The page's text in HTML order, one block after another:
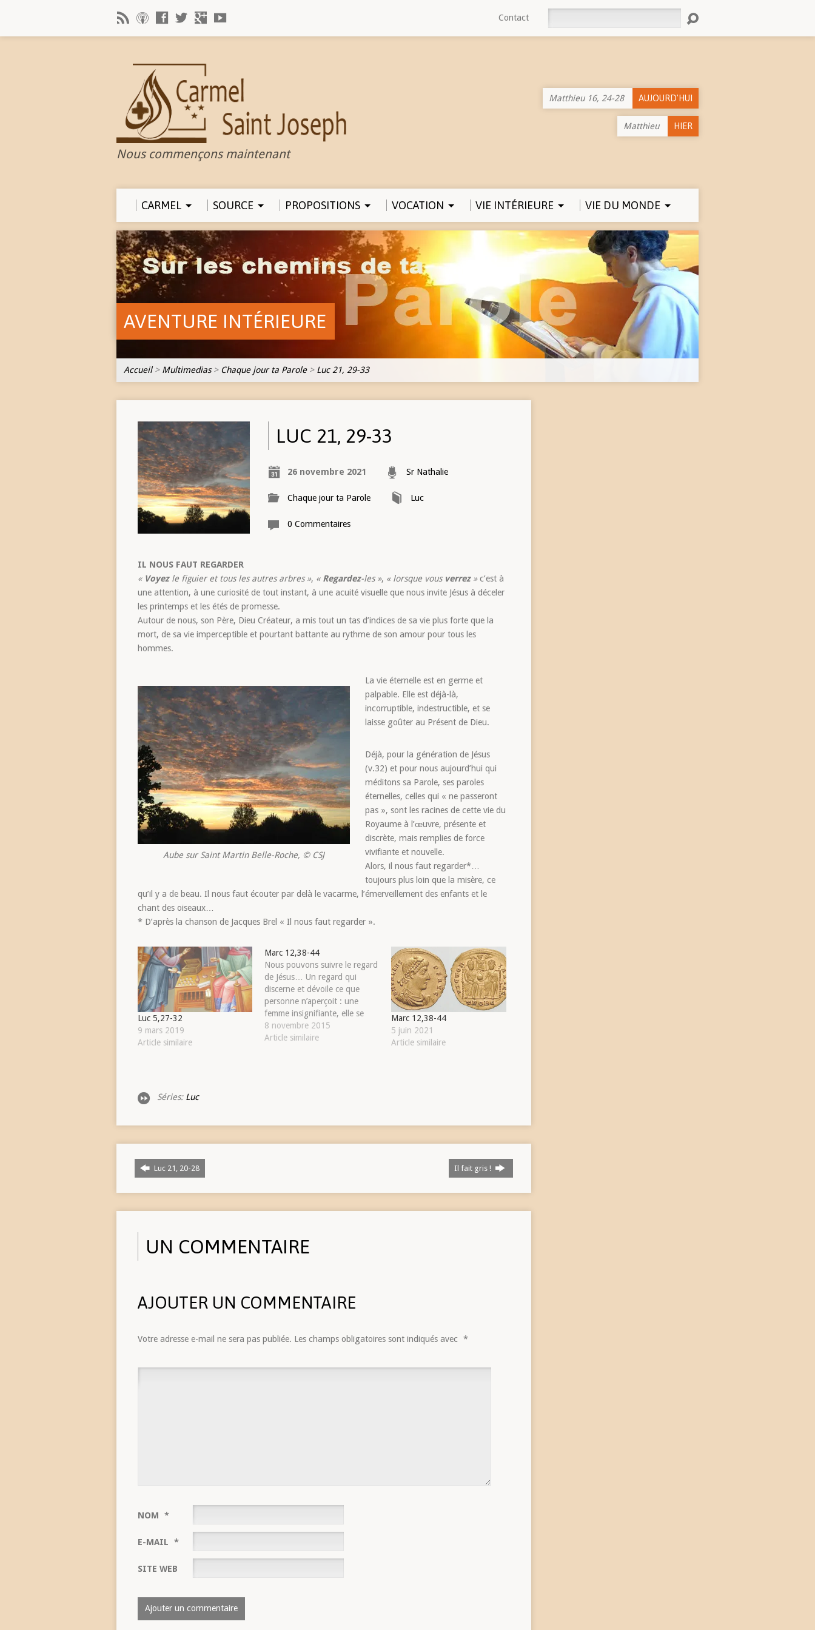
Contact
Nous commençons maintenant
Matthieu 16, 24-28 AUJOURD'HUI
Matthieu HIER
CARMEL SOURCE PROPOSITIONS VOCATION VIE INTÉRIEURE VIE DU MONDE
AVENTURE INTÉRIEURE
Accueil> Multimedias> Chaque jour ta Parole> Luc 21, 29-33
LUC 21, 29-33
26 novembre 2021 Sr Nathalie
Chaque jour ta Parole Luc
0 Commentaires
IL NOUS FAUT REGARDER
« Voyezle figuier et tous les autres arbres », « Regardez-les », « lorsque vous verrez»c’est à
une attention, à une curiosité de tout instant, à une acuité visuelle que nous invite Jésus à déceler
les printemps et les étés de promesse.
Autour de nous, son Père, Dieu Créateur, a mis tout un tas d’indices de sa vie plus forte que la
mort, de sa vie imperceptible et pourtant battante au rythme de son amour pour tous les
hommes.
Aube sur Saint Martin Belle-Roche, © CSJ
La vie éternelle est en germe et
palpable. Elle est déjà-là,
incorruptible, indestructible, et se
laisse goûter au Présent de Dieu.
Déjà, pour la génération de Jésus
(v.32) et pour nous aujourd’hui qui
méditons sa Parole, ses paroles
éternelles, celles qui « ne passeront
pas », sont les racines de cette vie du
Royaume à l’œuvre, présente et
discrète, mais remplies de force
vivifiante et nouvelle.
Alors, il nous faut regarder*…
toujours plus loin que la misère, ce
qu’il y a de beau. Il nous faut écouter par delà le vacarme, l’émerveillement des enfants et le
chant des oiseaux…
* D’après la chanson de Jacques Brel « Il nous faut regarder ».
Luc 5,27-32
9 mars 2019
Article similaire
Marc 12,38-44
Nous pouvons suivre le regard
de Jésus… Un regard qui
discerne et dévoile ce que
personne n’aperçoit : une
femme insignifiante, elle se
confond avec les pierres du
Temple, elle longe
8 novembre 2015
Article similaire
Marc 12,38-44
5 juin 2021
Article similaire
Séries: Luc
Luc 21, 20-28 Il fait gris !
UN COMMENTAIRE
AJOUTER UN COMMENTAIRE
Votre adresse e-mail ne sera pas publiée. Les champs obligatoires sont indiqués avec *
NOM *
E-MAIL *
SITE WEB